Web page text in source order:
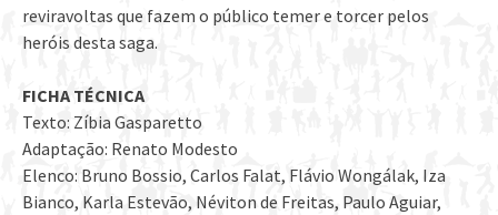
reviravoltas que fazem o público temer e torcer pelos
heróis desta saga.
FICHA TÉCNICA
Texto: Zíbia Gasparetto
Adaptação: Renato Modesto
Elenco: Bruno Bossio, Carlos Falat, Flávio Wongálak, Iza
Bianco, Karla Estevão, Néviton de Freitas, Paulo Aguiar,